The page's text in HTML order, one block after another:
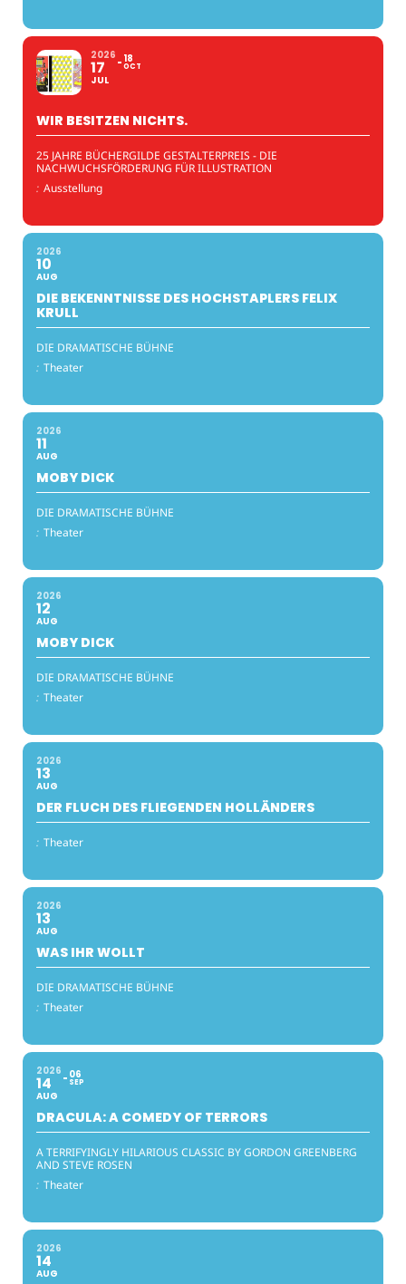
2026
17
JUL
18
OCT
WIR BESITZEN NICHTS.
25 JAHRE BÜCHERGILDE GESTALTERPREIS - DIE
NACHWUCHSFÖRDERUNG FÜR ILLUSTRATION
: Ausstellung
2026
10
AUG
DIE BEKENNTNISSE DES HOCHSTAPLERS FELIX
KRULL
DIE DRAMATISCHE BÜHNE
: Theater
2026
11
AUG
MOBY DICK
DIE DRAMATISCHE BÜHNE
: Theater
2026
12
AUG
MOBY DICK
DIE DRAMATISCHE BÜHNE
: Theater
2026
13
AUG
DER FLUCH DES FLIEGENDEN HOLLÄNDERS
: Theater
2026
13
AUG
WAS IHR WOLLT
DIE DRAMATISCHE BÜHNE
: Theater
2026
14
AUG
06
SEP
DRACULA: A COMEDY OF TERRORS
A TERRIFYINGLY HILARIOUS CLASSIC BY GORDON GREENBERG
AND STEVE ROSEN
: Theater
2026
14
AUG